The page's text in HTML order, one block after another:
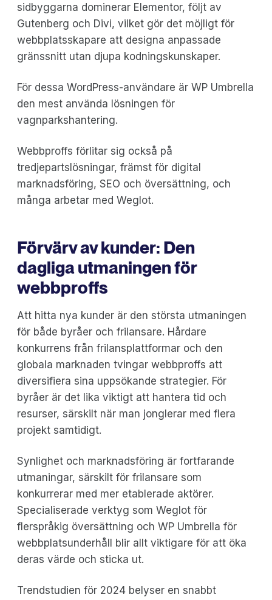
sidbyggarna dominerar Elementor, följt av
Gutenberg och Divi, vilket gör det möjligt för
webbplatsskapare att designa anpassade
gränssnitt utan djupa kodningskunskaper.
För dessa WordPress-användare är WP Umbrella
den mest använda lösningen för
vagnparkshantering.
Webbproffs förlitar sig också på
tredjepartslösningar, främst för digital
marknadsföring, SEO och översättning, och
många arbetar med Weglot.
Förvärv av kunder: Den
dagliga utmaningen för
webbproffs
Att hitta nya kunder är den största utmaningen
för både byråer och frilansare. Hårdare
konkurrens från frilansplattformar och den
globala marknaden tvingar webbproffs att
diversifiera sina uppsökande strategier. För
byråer är det lika viktigt att hantera tid och
resurser, särskilt när man jonglerar med flera
projekt samtidigt.
Synlighet och marknadsföring är fortfarande
utmaningar, särskilt för frilansare som
konkurrerar med mer etablerade aktörer.
Specialiserade verktyg som Weglot för
flerspråkig översättning och WP Umbrella för
webbplatsunderhåll blir allt viktigare för att öka
deras värde och sticka ut.
Trendstudien för 2024 belyser en snabbt